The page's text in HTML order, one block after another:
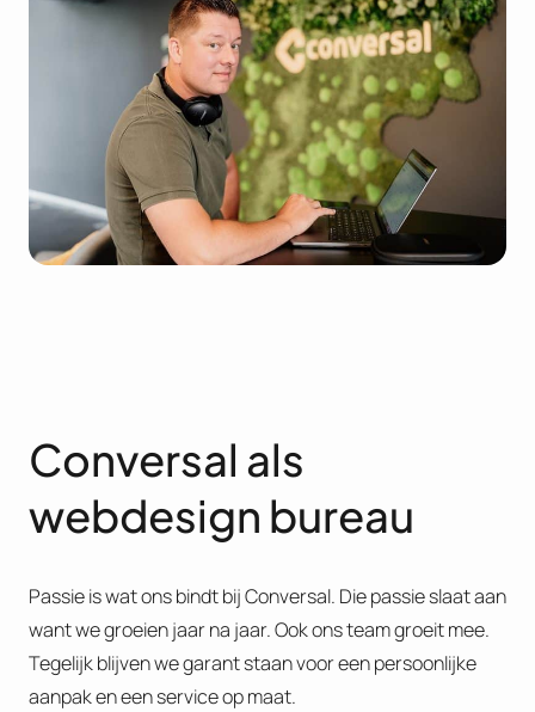
Conversal als
webdesign bureau
Passie is wat ons bindt bij Conversal. Die passie slaat aan
want we groeien jaar na jaar. Ook ons team groeit mee.
Tegelijk blijven we garant staan voor een persoonlijke
aanpak en een service op maat.